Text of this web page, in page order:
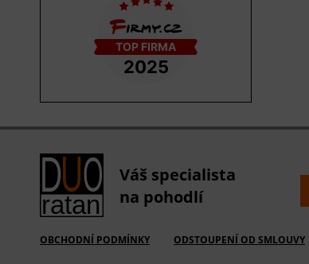
Váš specialista
na pohodlí
OBCHODNÍ PODMÍNKY ODSTOUPENÍ OD SMLOUVY